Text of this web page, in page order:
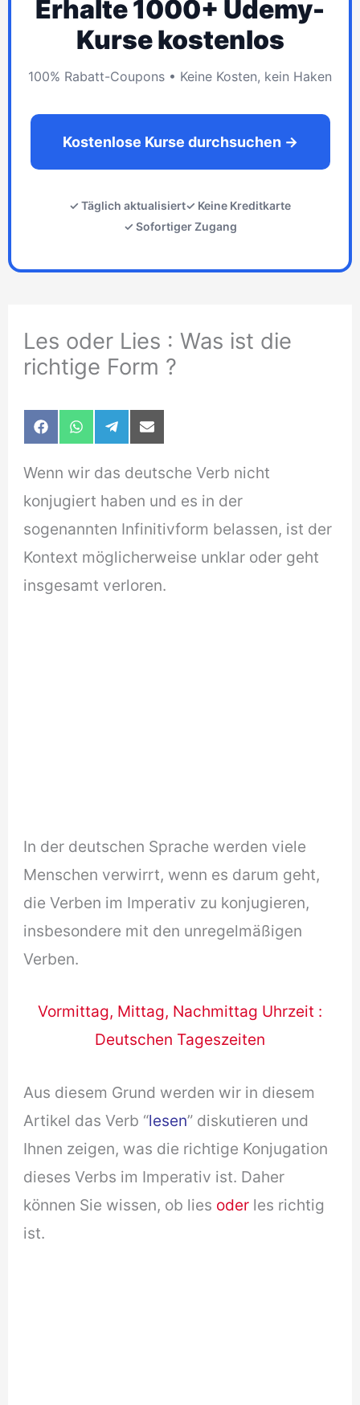
Erhalte 1000+ Udemy-
Kurse kostenlos
100% Rabatt-Coupons • Keine Kosten, kein Haken
Kostenlose Kurse durchsuchen →
✓ Täglich aktualisiert✓ Keine Kreditkarte
✓ Sofortiger Zugang
Les oder Lies : Was ist die
richtige Form ?
Share
on
F
a
e
b
o
o
k
Share
on
W
h
a
t
s
A
p
p
Share
on
e
e
g
r
a
m
Share
on
E
-
m
a
i
l
Wenn wir das deutsche Verb nicht
konjugiert haben und es in der
sogenannten Infinitivform belassen, ist der
Kontext möglicherweise unklar oder geht
insgesamt verloren.
In der deutschen Sprache werden viele
Menschen verwirrt, wenn es darum geht,
die Verben im Imperativ zu konjugieren,
insbesondere mit den unregelmäßigen
Verben.
Vormittag, Mittag, Nachmittag Uhrzeit :
Deutschen Tageszeiten
Aus diesem Grund werden wir in diesem
Artikel das Verb “lesen” diskutieren und
Ihnen zeigen, was die richtige Konjugation
dieses Verbs im Imperativ ist. Daher
können Sie wissen, ob lies oder les richtig
ist.